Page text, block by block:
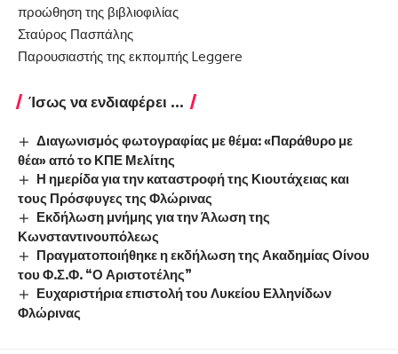
προώθηση της βιβλιοφιλίας
Σταύρος Πασπάλης
Παρουσιαστής της εκπομπής Leggere
Ίσως να ενδιαφέρει ...
Διαγωνισμός φωτογραφίας με θέμα: «Παράθυρο με
θέα» από το ΚΠΕ Μελίτης
Η ημερίδα για την καταστροφή της Κιουτάχειας και
τους Πρόσφυγες της Φλώρινας
Εκδήλωση μνήμης για την Άλωση της
Κωνσταντινουπόλεως
Πραγματοποιήθηκε η εκδήλωση της Ακαδημίας Οίνου
του Φ.Σ.Φ. “Ο Αριστοτέλης”
Ευχαριστήρια επιστολή του Λυκείου Ελληνίδων
Φλώρινας